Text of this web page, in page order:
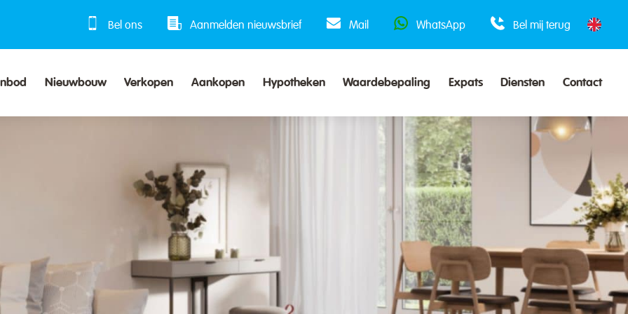
Bel ons Aanmelden nieuwsbrief Mail WhatsApp Bel mij terug
Nieuwbouw Verkopen Aankopen Hypotheken Waardebepaling Expats Diensten Contact